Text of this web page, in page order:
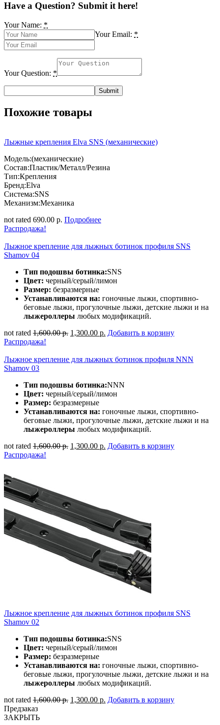
Have a Question? Submit it here!
Your Name: *
Your Email: *
Your Question: *
Похожие товары
Лыжные крепления Elva SNS (механические)
Модель:(механические)
Состав:Пластик/Металл/Резина
Тип:Крепления
Бренд:Elva
Система:SNS
Механизм:Механика
not rated 690.00 р. Подробнее
Распродажа!
Лыжное крепление для лыжных ботинок профиля SNS
Shamov 04
Тип подошвы ботинка:SNS
Цвет: черный/серый/лимон
Размер: безразмерные
Устанавливаются на: гоночные лыжи, спортивно-
беговые лыжи, прогулочные лыжи, детские лыжи и на
лыжероллеры любых модификаций.
not rated 1,600.00 р. 1,300.00 р. Добавить в корзину
Распродажа!
Лыжное крепление для лыжных ботинок профиля NNN
Shamov 03
Тип подошвы ботинка:NNN
Цвет: черный/серый/лимон
Размер: безразмерные
Устанавливаются на: гоночные лыжи, спортивно-
беговые лыжи, прогулочные лыжи, детские лыжи и на
лыжероллеры любых модификаций.
not rated 1,600.00 р. 1,300.00 р. Добавить в корзину
Распродажа!
Лыжное крепление для лыжных ботинок профиля SNS
Shamov 02
Тип подошвы ботинка:SNS
Цвет: черный/серый/лимон
Размер: безразмерные
Устанавливаются на: гоночные лыжи, спортивно-
беговые лыжи, прогулочные лыжи, детские лыжи и на
лыжероллеры любых модификаций.
not rated 1,600.00 р. 1,300.00 р. Добавить в корзину
Предзаказ
ЗАКРЫТЬ